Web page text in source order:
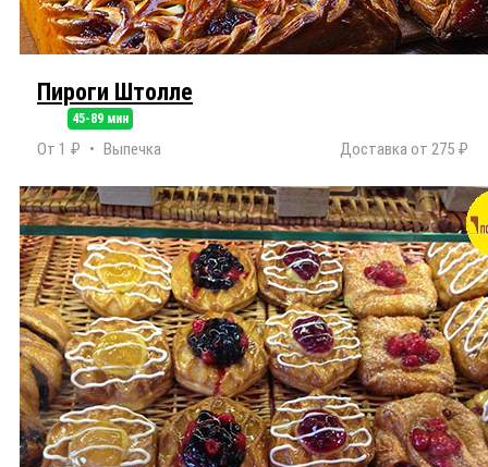
Пироги Штолле
45-89 мин
От 1 ₽ Выпечка Доставка от 275 ₽